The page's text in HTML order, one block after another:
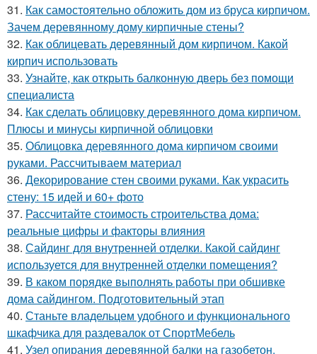
31. Как самостоятельно обложить дом из бруса кирпичом.
Зачем деревянному дому кирпичные стены?
32. Как облицевать деревянный дом кирпичом. Какой
кирпич использовать
33. Узнайте, как открыть балконную дверь без помощи
специалиста
34. Как сделать облицовку деревянного дома кирпичом.
Плюсы и минусы кирпичной облицовки
35. Облицовка деревянного дома кирпичом своими
руками. Рассчитываем материал
36. Декорирование стен своими руками. Как украсить
стену: 15 идей и 60+ фото
37. Рассчитайте стоимость строительства дома:
реальные цифры и факторы влияния
38. Сайдинг для внутренней отделки. Какой сайдинг
используется для внутренней отделки помещения?
39. В каком порядке выполнять работы при обшивке
дома сайдингом. Подготовительный этап
40. Станьте владельцем удобного и функционального
шкафчика для раздевалок от СпортМебель
41. Узел опирания деревянной балки на газобетон.